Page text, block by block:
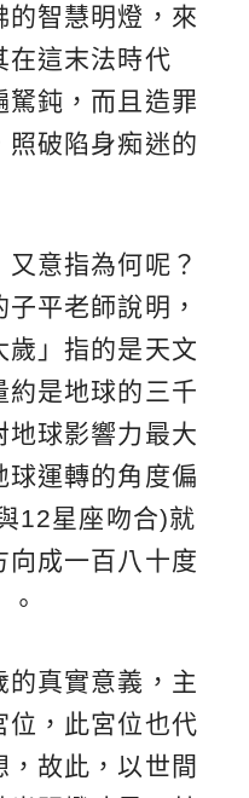
的智慧明燈，來
在這末法時代
駑鈍，而且造罪
照破陷身痴迷的
意指為何呢？
平老師說明，
歲」指的是天文
約是地球的三千
地球影響力最大
球運轉的角度偏
12星座吻合)就
向成一百八十度
的真實意義，主
位，此宮位也代
故此，以世間